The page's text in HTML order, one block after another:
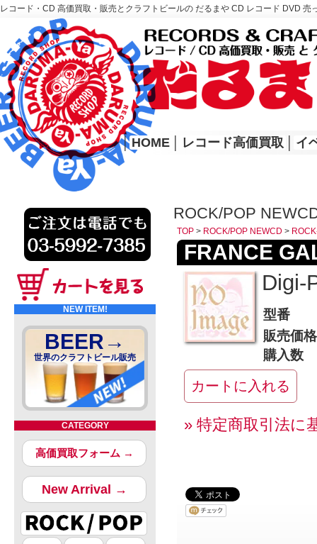
レコード・CD 高価買取・販売とクラフトビールの だるまや CD レコード DVD
レコード高価買取はこちら
HOME
│ HOME レコード高価買取 イ
NEW ITEM!
BEER→
世界のクラフトビール販売
CATEGORY
高価買取フォーム →
New Arrival →
ROCK/POP
TOP > ROCK/POP NEWCD >
FRANCE
Digi-
型番
販売価格
購入数
» 特定商取引法に